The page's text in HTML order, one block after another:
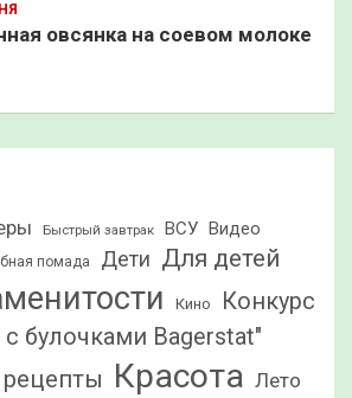
овсянка на соевом молоке
Быстрый завтрак ВСУ Видео
помада Дети Для детей
Кино
Конкурс
булочками Bagerstat"
Красота Лето